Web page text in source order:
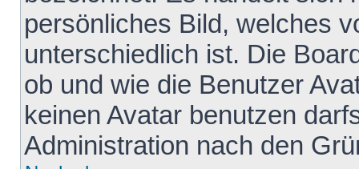
persönliches Bild, welches
unterschiedlich ist. Die
ob und wie die Benutzer
keinen Avatar benutzen
Administration nach den